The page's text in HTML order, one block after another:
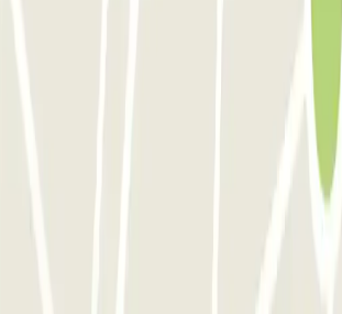
l'Hôpital Sainte Périne de Paris
Bouin (Paris) | Réservez votre place
d’Auteuil | Parclick
Princes | Où se garer à bas prix
de Saint-Cloud | Parclick
(Stade) à Paris | Parclick